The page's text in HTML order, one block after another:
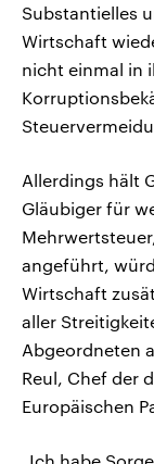
Substantielles
Wirtschaft
nicht einmal in
Allerdings hält
Gläubiger für
angeführt,
Wirtschaft
aller
Abgeordneten
Reul, Chef der
Europäischen